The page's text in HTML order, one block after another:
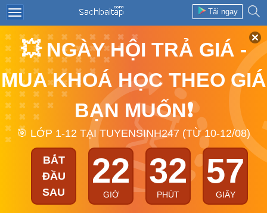
Tải ngay
💥 NGÀY HỘI TRẢ GIÁ -
MUA KHOÁ HỌC THEO GIÁ
BẠN MUỐN❗
🎯 LỚP 1-12 TẠI TUYENSINH247 (TỪ 10-12/08)
BẮT
ĐẦU
SAU
22
GIỜ
32
PHÚT
57
GIÂY